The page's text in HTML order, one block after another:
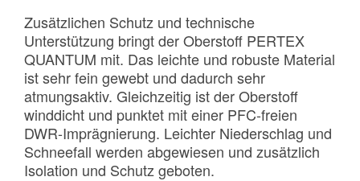
Zusätzlichen Schutz und technische
Unterstützung bringt der Oberstoff PERTEX
QUANTUM mit. Das leichte und robuste Material
ist sehr fein gewebt und dadurch sehr
atmungsaktiv. Gleichzeitig ist der Oberstoff
winddicht und punktet mit einer PFC-freien
DWR-Imprägnierung. Leichter Niederschlag und
Schneefall werden abgewiesen und zusätzlich
Isolation und Schutz geboten.